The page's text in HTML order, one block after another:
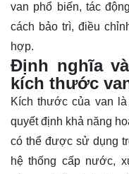
van phổ biến, tác
cách bảo trì, điều
hợp.
Định nghĩa
kích thước
Kích thước của van
quyết định khả năng
có thể được sử dụng
hệ thống cấp nước,